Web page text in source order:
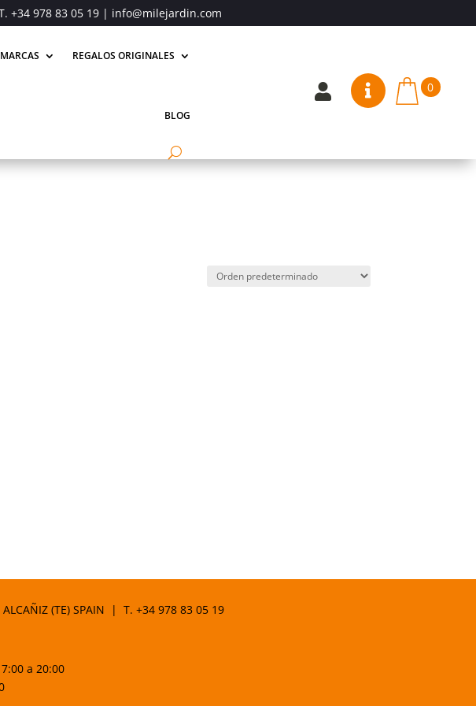
+34 978 83 05 19| info@milejardin.com
MARCAS REGALOS ORIGINALES
BLOG
  0
(TE) SPAIN | T. +34 978 83 05 19
a 20:00